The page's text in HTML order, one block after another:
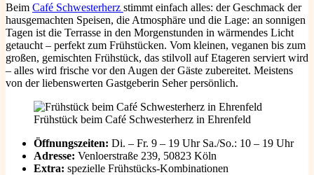
Beim Café Schwesterherz stimmt einfach alles: der Geschmack der
hausgemachten Speisen, die Atmosphäre und die Lage: an sonnigen
Tagen ist die Terrasse in den Morgenstunden in wärmendes Licht
getaucht – perfekt zum Frühstücken. Vom kleinen, veganen bis zum
großen, gemischten Frühstück, das stilvoll auf Etageren serviert wird
– alles wird frische vor den Augen der Gäste zubereitet. Meistens
von der liebenswerten Gastgeberin Seher persönlich.
Frühstück beim Café Schwesterherz in Ehrenfeld
Öffnungszeiten: Di. – Fr. 9 – 19 Uhr Sa./So.: 10 – 19 Uhr
Adresse: Venloerstraße 239, 50823 Köln
Extra: spezielle Frühstücks-Kombinationen